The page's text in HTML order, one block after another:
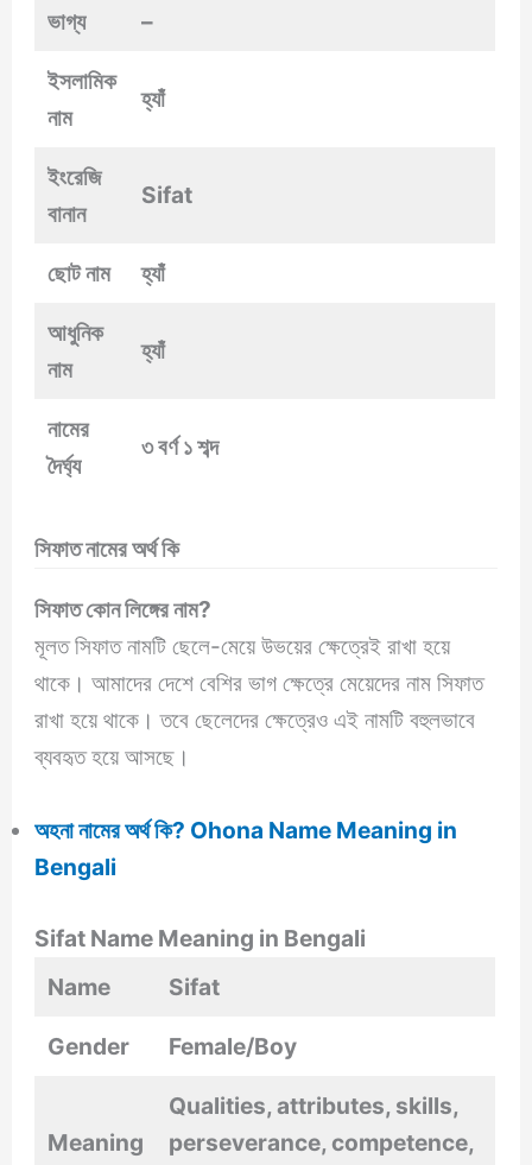
ভাগ্য –
ইসলামিক
নাম
হ্যাঁ
ইংরেজি
বানান
Sifat
ছোট নাম হ্যাঁ
আধুনিক
নাম
হ্যাঁ
নামের
দৈর্ঘ্য
৩ বর্ণ ১ শব্দ
সিফাত নামের অর্থ কি
সিফাত কোন লিঙ্গের নাম?
মূলত সিফাত নামটি ছেলে-মেয়ে উভয়ের ক্ষেত্রেই রাখা হয়ে
থাকে। আমাদের দেশে বেশির ভাগ ক্ষেত্রে মেয়েদের নাম সিফাত
রাখা হয়ে থাকে। তবে ছেলেদের ক্ষেত্রেও এই নামটি বহুলভাবে
ব্যবহৃত হয়ে আসছে।
অহনা নামের অর্থ কি? Ohona Name Meaning in
Bengali
Sifat Name Meaning in Bengali
Name
Sifat
Gender Female/Boy
Meaning
Qualities, attributes, skills,
perseverance, competence,